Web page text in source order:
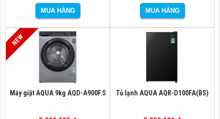
Máy giặt AQUA 9kg AQD-A900F.S Tủ lạnh AQUA AQR-D100FA(BS)